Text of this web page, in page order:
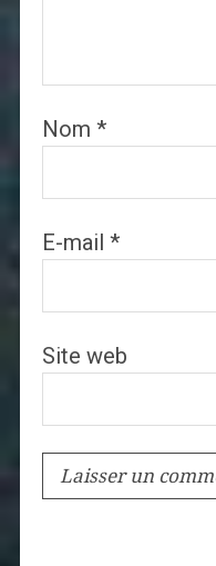
Nom *
E-mail *
Site web